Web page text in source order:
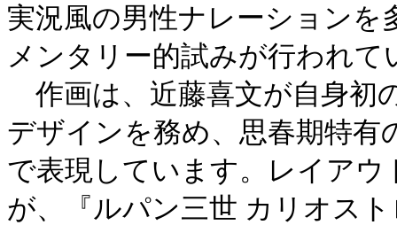
実況風の男性ナレーションを
メンタリー的試みが行われて
作画は、近藤喜文が自身初
デザインを務め、思春期特有
で表現しています。レイア
が、『ルパン三世 カリオス